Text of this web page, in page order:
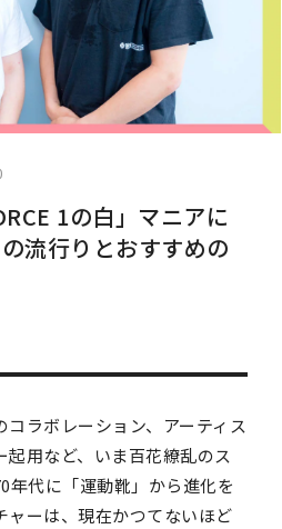
1の白」マニアに
流行りとおすすめの
ラボレーション、アーティス
起用など、いま百花繚乱のス
年代に「運動靴」から進化を
ャーは、現在かつてないほど